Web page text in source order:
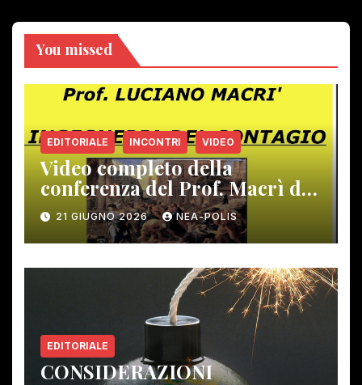
You missed
EDITORIALE INCONTRI VIDEO
Video completo della
conferenza del Prof. Macrì del
12 giugno scorso
21 GIUGNO 2026 NEA-POLIS
EDITORIALE
CONSIDERAZIONI